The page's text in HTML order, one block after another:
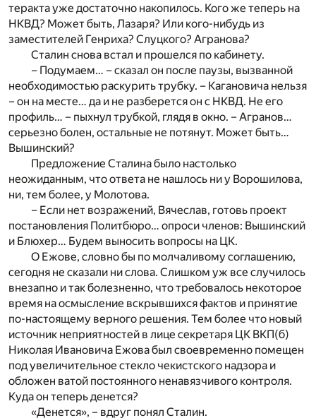
теракта уже достаточно накопилось. Кого же теперь на
НКВД? Может быть, Лазаря? Или кого-нибудь из
заместителей Генриха? Слуцкого? Агранова?
Сталин снова встал и прошелся по кабинету.
– Подумаем… – сказал он после паузы, вызванной
необходимостью раскурить трубку. – Кагановича нельзя
– он на месте… да и не разберется он с НКВД. Не его
профиль… – пыхнул трубкой, глядя в окно. – Агранов…
серьезно болен, остальные не потянут. Может быть…
Вышинский?
Предложение Сталина было настолько
неожиданным, что ответа не нашлось ни у Ворошилова,
ни, тем более, у Молотова.
– Если нет возражений, Вячеслав, готовь проект
постановления Политбюро… опроси членов: Вышинский
и Блюхер… Будем выносить вопросы на ЦК.
О Ежове, словно бы по молчаливому соглашению,
сегодня не сказали ни слова. Слишком уж все случилось
внезапно и так болезненно, что требовалось некоторое
время на осмысление вскрывшихся фактов и принятие
по-настоящему верного решения. Тем более что новый
источник неприятностей в лице секретаря ЦК ВКП(б)
Николая Ивановича Ежова был своевременно помещен
под увеличительное стекло чекистского надзора и
обложен ватой постоянного ненавязчивого контроля.
Куда он теперь денется?
«Денется», – вдруг понял Сталин.